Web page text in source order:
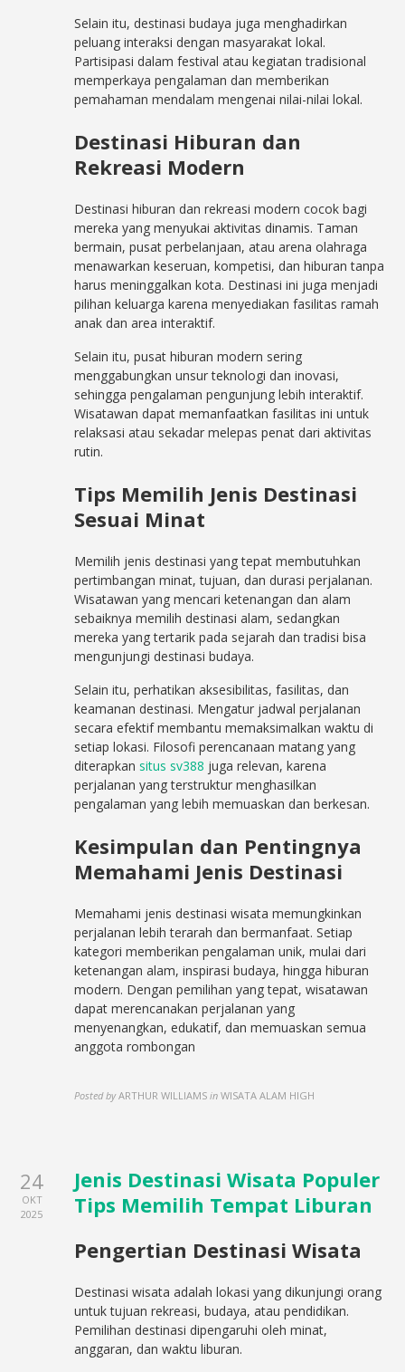
Selain itu, destinasi budaya juga menghadirkan
peluang interaksi dengan masyarakat lokal.
Partisipasi dalam festival atau kegiatan tradisional
memperkaya pengalaman dan memberikan
pemahaman mendalam mengenai nilai-nilai lokal.
Destinasi Hiburan dan
Rekreasi Modern
Destinasi hiburan dan rekreasi modern cocok bagi
mereka yang menyukai aktivitas dinamis. Taman
bermain, pusat perbelanjaan, atau arena olahraga
menawarkan keseruan, kompetisi, dan hiburan tanpa
harus meninggalkan kota. Destinasi ini juga menjadi
pilihan keluarga karena menyediakan fasilitas ramah
anak dan area interaktif.
Selain itu, pusat hiburan modern sering
menggabungkan unsur teknologi dan inovasi,
sehingga pengalaman pengunjung lebih interaktif.
Wisatawan dapat memanfaatkan fasilitas ini untuk
relaksasi atau sekadar melepas penat dari aktivitas
rutin.
Tips Memilih Jenis Destinasi
Sesuai Minat
Memilih jenis destinasi yang tepat membutuhkan
pertimbangan minat, tujuan, dan durasi perjalanan.
Wisatawan yang mencari ketenangan dan alam
sebaiknya memilih destinasi alam, sedangkan
mereka yang tertarik pada sejarah dan tradisi bisa
mengunjungi destinasi budaya.
Selain itu, perhatikan aksesibilitas, fasilitas, dan
keamanan destinasi. Mengatur jadwal perjalanan
secara efektif membantu memaksimalkan waktu di
setiap lokasi. Filosofi perencanaan matang yang
diterapkansitus sv388 juga relevan, karena
perjalanan yang terstruktur menghasilkan
pengalaman yang lebih memuaskan dan berkesan.
Kesimpulan dan Pentingnya
Memahami Jenis Destinasi
Memahami jenis destinasi wisata memungkinkan
perjalanan lebih terarah dan bermanfaat. Setiap
kategori memberikan pengalaman unik, mulai dari
ketenangan alam, inspirasi budaya, hingga hiburan
modern. Dengan pemilihan yang tepat, wisatawan
dapat merencanakan perjalanan yang
menyenangkan, edukatif, dan memuaskan semua
anggota rombongan
Posted by ARTHUR WILLIAMS in WISATA ALAM HIGH
24
OKT
2025
Jenis Destinasi Wisata Populer
Tips Memilih Tempat Liburan
Pengertian Destinasi Wisata
Destinasi wisata adalah lokasi yang dikunjungi orang
untuk tujuan rekreasi, budaya, atau pendidikan.
Pemilihan destinasi dipengaruhi oleh minat,
anggaran, dan waktu liburan.